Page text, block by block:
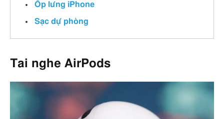
Ốp lưng iPhone
Sạc dự phòng
Tai nghe AirPods